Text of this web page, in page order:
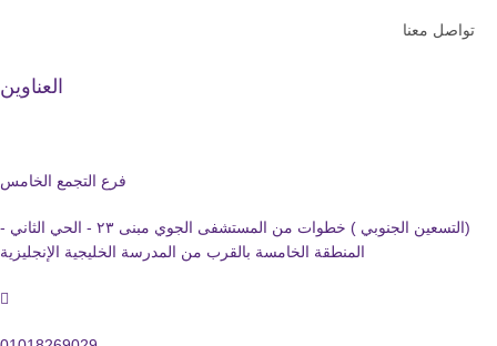
معنا
العناوين
فرع التجمع الخامس
(التسعين الجنوبي ) خطوات من المستشفى الجوي مبنى ٢٣ - الحي الثاني -
المنطقة الخامسة بالقرب من المدرسة الخليجية الإنجليزية